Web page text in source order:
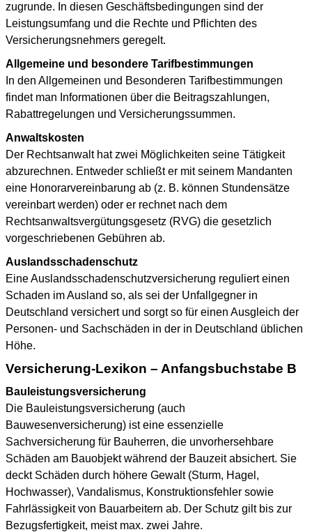
zugrunde. In diesen Geschäftsbedingungen sind der
Leistungsumfang und die Rechte und Pflichten des
Versicherungsnehmers geregelt.
Allgemeine und besondere Tarifbestimmungen
In den Allgemeinen und Besonderen Tarifbestimmungen
findet man Informationen über die Beitragszahlungen,
Rabattregelungen und Versicherungssummen.
Anwaltskosten
Der Rechtsanwalt hat zwei Möglichkeiten seine Tätigkeit
abzurechnen. Entweder schließt er mit seinem Mandanten
eine Honorarvereinbarung ab (z. B. können Stundensätze
vereinbart werden) oder er rechnet nach dem
Rechtsanwaltsvergütungsgesetz (RVG) die gesetzlich
vorgeschriebenen Gebühren ab.
Auslandsschadenschutz
Eine Auslandsschadenschutzversicherung reguliert einen
Schaden im Ausland so, als sei der Unfallgegner in
Deutschland versichert und sorgt so für einen Ausgleich der
Personen- und Sachschäden in der in Deutschland üblichen
Höhe.
Versicherung-Lexikon – Anfangsbuchstabe B
Bauleistungsversicherung
Die Bauleistungsversicherung (auch
Bauwesenversicherung) ist eine essenzielle
Sachversicherung für Bauherren, die unvorhersehbare
Schäden am Bauobjekt während der Bauzeit absichert. Sie
deckt Schäden durch höhere Gewalt (Sturm, Hagel,
Hochwasser), Vandalismus, Konstruktionsfehler sowie
Fahrlässigkeit von Bauarbeitern ab. Der Schutz gilt bis zur
Bezugsfertigkeit, meist max. zwei Jahre.